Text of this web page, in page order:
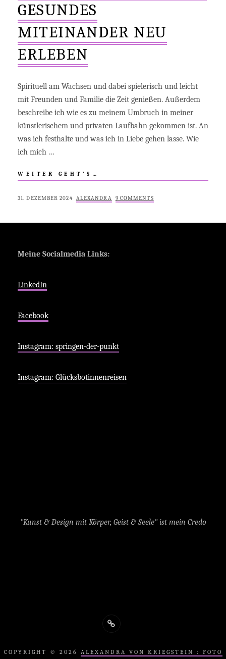
GESUNDES
MITEINANDER NEU
ERLEBEN
Spirituell am Wachsen und dabei spielerisch und leicht
mit Freunden und Familie die Zeit genießen. Außerdem
beschreibe ich wie es zu meinem Umbruch in meiner
künstlerischem und privaten Laufbahn gekommen ist. An
was ich festhalte und was ich in Liebe gehen lasse. Wie
ich mich …
WEITER GEHT’S…
MITEINANDER
ERLEBEN
POSTED
31. DEZEMBER 2024 BY
ALEXANDRA 9 COMMENTS
Meine Socialmedia Links:
LinkedIn
Facebook
Instagram: springen-der-punkt
Instagram: Glücksbotinnenreisen
"Kunst & Design mit Körper, Geist & Seele" ist mein Credo
COPYRIGHT © 2026
ALEXANDRA VON KRIEGSTEIN : FOTO